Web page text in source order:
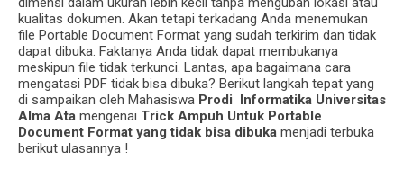
kualitas dokumen. Akan tetapi terkadang Anda menemukan
file Portable Document Format yang sudah terkirim dan tidak
dapat dibuka. Faktanya Anda tidak dapat membukanya
meskipun file tidak terkunci. Lantas, apa bagaimana cara
mengatasi PDF tidak bisa dibuka? Berikut langkah tepat yang
di sampaikan oleh Mahasiswa Prodi Informatika Universitas
Alma Ata mengenai Trick Ampuh Untuk Portable
Document Format yang tidak bisa dibuka menjadi terbuka
berikut ulasannya !